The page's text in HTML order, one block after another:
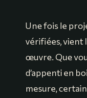
Une fois le
vérifiées, vient
œuvre. Que
d’appenti en
mesure,